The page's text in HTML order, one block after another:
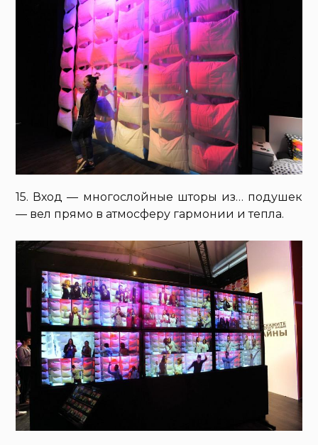
15. Вход — многослойные шторы из… подушек
— вел прямо в атмосферу гармонии и тепла.